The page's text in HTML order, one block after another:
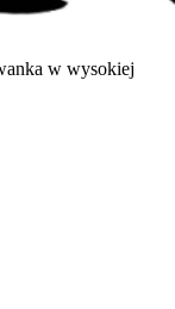
w wysokiej